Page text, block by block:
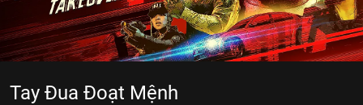
Tay Đua Đoạt Mệnh